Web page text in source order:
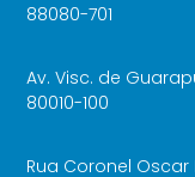
88080-701
Av. Visc. de
80010-100
Rua Coronel Oscar